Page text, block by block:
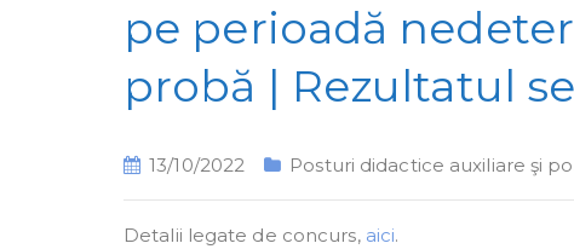
pe perioadă
probă | Rezultatul
13/10/2022 Posturi didactice auxiliare şi
Detalii legate de concurs, aici.